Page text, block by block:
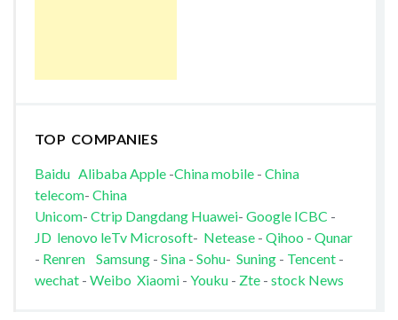
TOP COMPANIES
Baidu AlibabaApple-China mobile- China
telecom- China
Unicom- Ctrip Dangdang Huawei- Google ICBC -
JD lenovo leTv Microsoft- Netease- Qihoo - Qunar
- Renren Samsung- Sina- Sohu- Suning- Tencent-
wechat - Weibo Xiaomi- Youku - Zte- stock News